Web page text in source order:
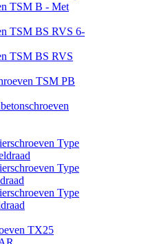
TSM B - Met
TSM BS RVS 6-
TSM BS RVS
TSM PB
Type
Type
Type
TX25